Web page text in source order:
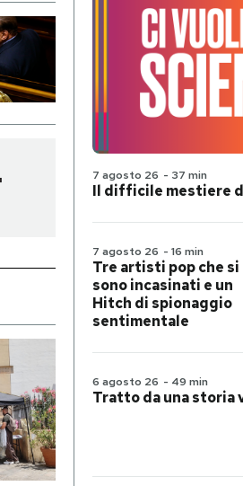
7 agosto 26 - 37 min
Il difficile mestiere
7 agosto 26 - 16 min
Tre artisti pop che si
sono incasinati e un
Hitch di spionaggio
sentimentale
6 agosto 26 - 49 min
Tratto da una storia